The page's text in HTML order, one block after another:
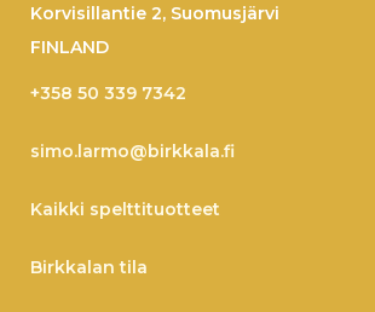
Korvisillantie 2, Suomusjärvi
FINLAND
+358 50 339 7342
simo.larmo@birkkala.fi
Kaikki spelttituotteet
Birkkalan tila